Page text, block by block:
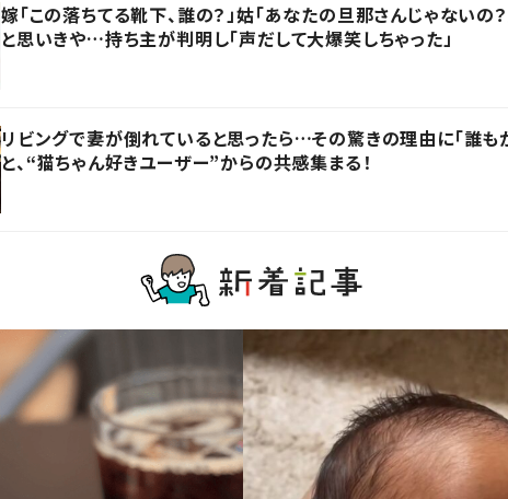
嫁「この落ちてる靴下、誰の？」姑「あなたの旦那さんじゃないの
と思いきや…持ち主が判明し「声だして大爆笑しちゃった」
リビングで妻が倒れていると思ったら…その驚きの理由に「誰もが
と、“猫ちゃん好きユーザー”からの共感集まる！